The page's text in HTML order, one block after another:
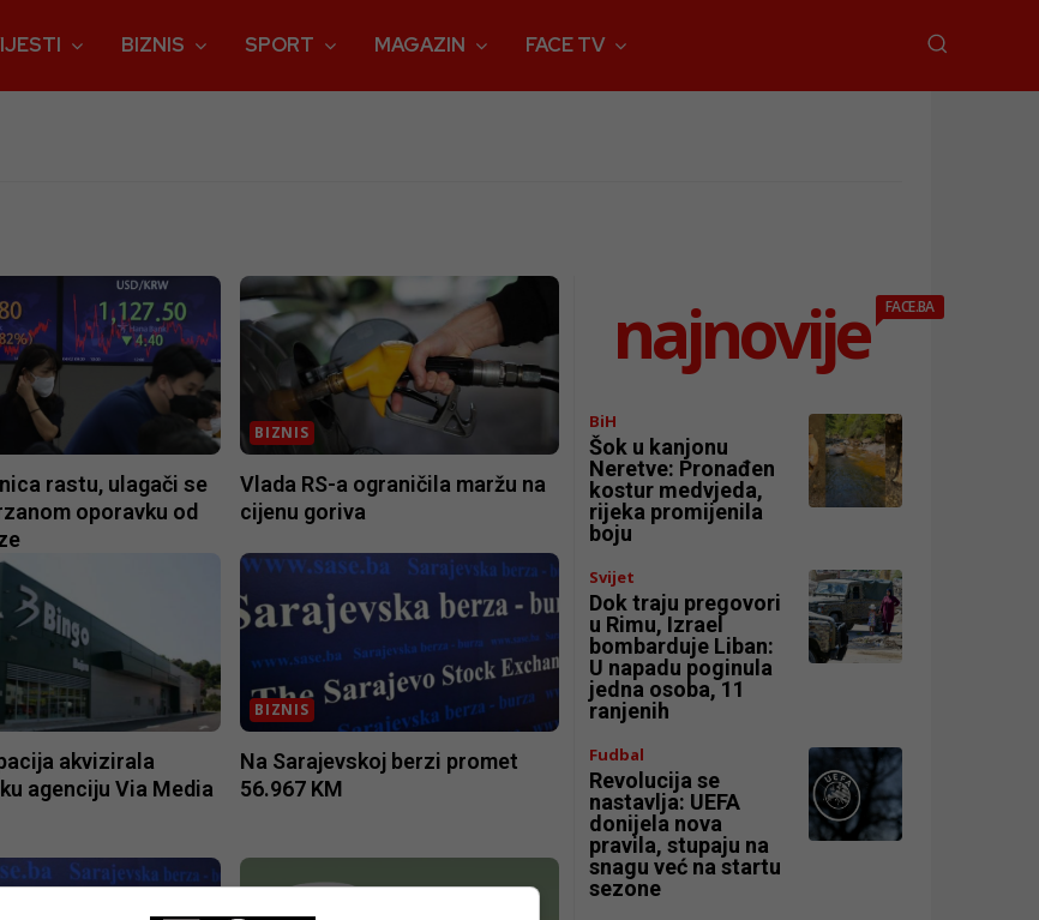
BIZNIS SPORT MAGAZIN FACE TV
rastu, ulagači se
oporavku od
BIZNIS
Vlada RS-a ograničila maržu na
cijenu goriva
akvizirala
agenciju Via Media
BIZNIS
Na Sarajevskoj berzi promet
56.967 KM
najnovije FACE.BA
BiH
Šok u kanjonu
Neretve: Pronađen
kostur medvjeda,
rijeka promijenila
boju
Svijet
Dok traju pregovori
u Rimu, Izrael
bombarduje Liban:
U napadu poginula
jedna osoba, 11
ranjenih
Fudbal
Revolucija se
nastavlja: UEFA
donijela nova
pravila, stupaju na
snagu već na startu
sezone